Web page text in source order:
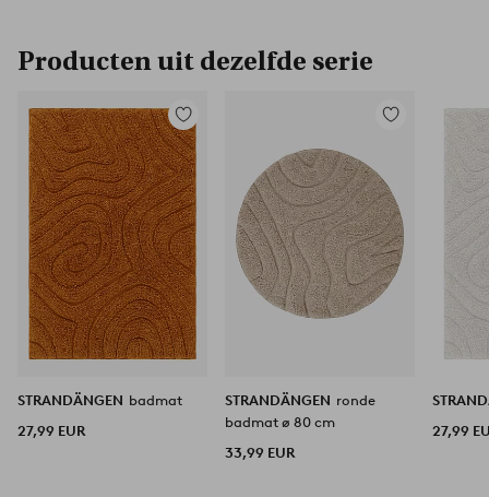
Producten uit dezelfde serie
Toevoegen
aan
favorieten
STRANDÄNGEN badmat
27,99 EUR
Toevoegen
STRANDÄNGEN ronde
badmat ø 80 cm
33,99 EUR
27,99